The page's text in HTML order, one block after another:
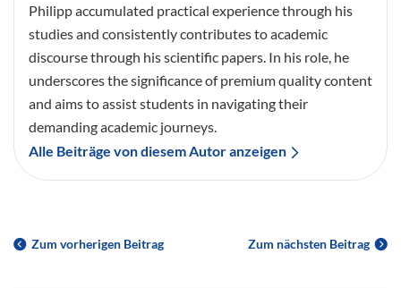
Philipp accumulated practical experience through his
studies and consistently contributes to academic
discourse through his scientific papers. In his role, he
underscores the significance of premium quality content
and aims to assist students in navigating their
demanding academic journeys.
Alle Beiträge von diesem Autor anzeigen
Zum vorherigen Beitrag Zum nächsten Beitrag